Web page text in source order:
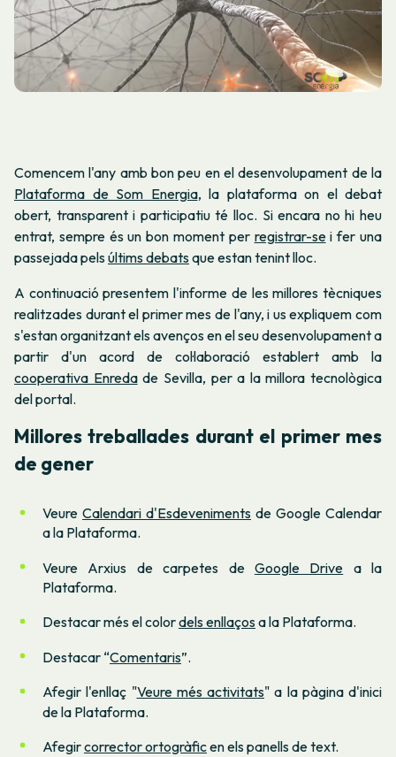
Comencem l'any amb bon peu en el desenvolupament de la
Plataforma de Som Energia, la plataforma on el debat
obert, transparent i participatiu té lloc. Si encara no hi heu
entrat, sempre és un bon moment per registrar-se i fer una
passejada pelsúltims debatsque estan tenint lloc.
A continuació presentem l'informe de les millores tècniques
realitzades durant el primer mes de l'any, i us expliquem com
s'estan organitzant els avenços en el seu desenvolupament a
partir d'un acord de col·laboració establert amb la
cooperativa Enredade Sevilla, per a la millora tecnològica
del portal.
Millores treballades durant el primer mes
de gener
Veure Calendari d'Esdeveniments de Google Calendar
a la Plataforma.
Veure Arxius de carpetes de Google Drive a la
Plataforma.
Destacar més el colordels enllaçosa la Plataforma.
Destacar “Comentaris”.
Afegir l'enllaç "Veure més activitats" a la pàgina d'inici
de la Plataforma.
Afegircorrector ortogràficen els panells de text.